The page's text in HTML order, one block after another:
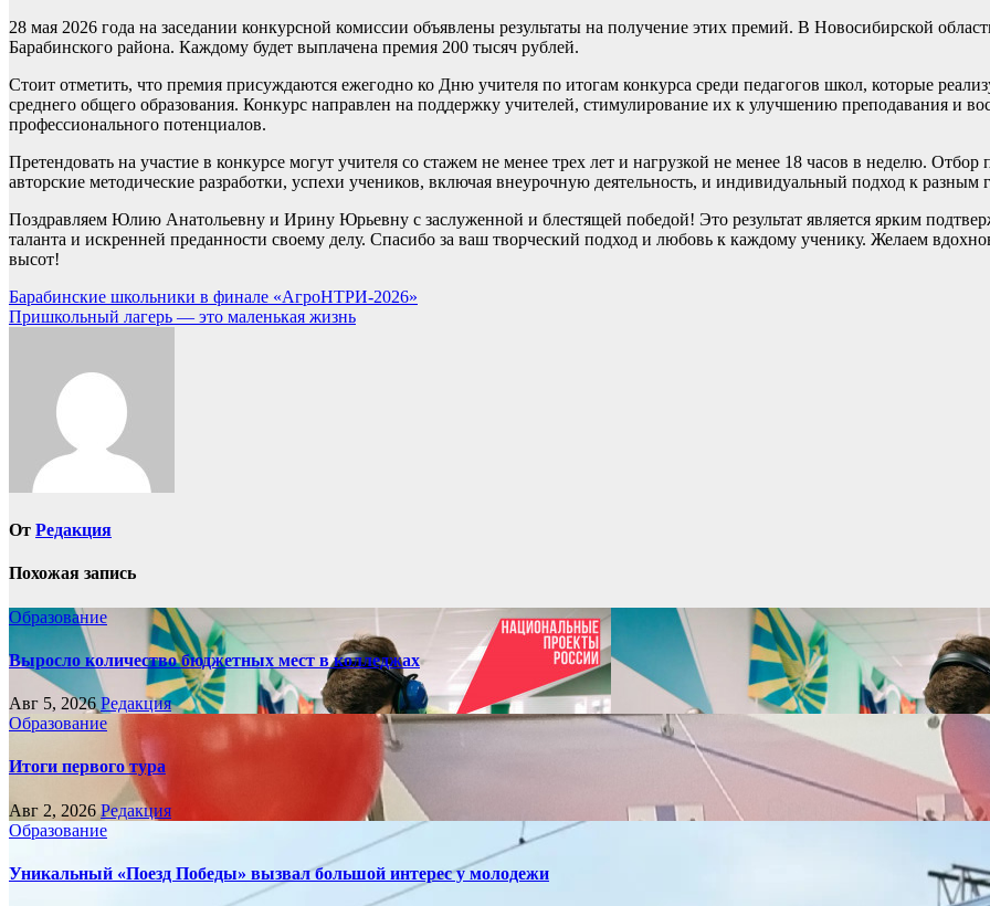
28 мая 2026 года на заседании конкурсной комиссии объявлены результаты на получение этих премий. В Новосибирской
Барабинского района. Каждому будет выплачена премия 200 тысяч рублей.
Стоит отметить, что премия присуждаются ежегодно ко Дню учителя по итогам конкурса среди педагогов школ, которые
среднего общего образования. Конкурс направлен на поддержку учителей, стимулирование их к улучшению преподавания и
профессионального потенциалов.
Претендовать на участие в конкурсе могут учителя со стажем не менее трех лет и нагрузкой не менее 18 часов в неделю.
авторские методические разработки, успехи учеников, включая внеурочную деятельность, и индивидуальный подход к
Поздравляем Юлию Анатольевну и Ирину Юрьевну с заслуженной и блестящей победой! Это результат является ярким
таланта и искренней преданности своему делу. Спасибо за ваш творческий подход и любовь к каждому ученику. Желаем
высот!
Навигация
по
Барабинские школьники в финале «АгроНТРИ-2026»
Пришкольный лагерь — это маленькая жизнь
От Редакция
Похожая запись
Образование
Выросло количество бюджетных мест в колледжах
Авг 5, 2026 Редакция
Образование
Итоги первого тура
Авг 2, 2026 Редакция
Образование
Уникальный «Поезд Победы» вызвал большой интерес у молодежи